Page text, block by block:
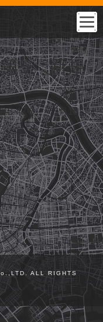
第5 新規
3-42-3） 5月16日オ
ALL RIGHTS